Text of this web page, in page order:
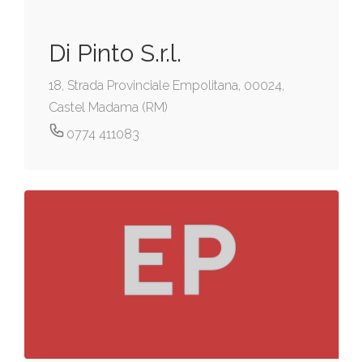
Di Pinto S.r.l.
18, Strada Provinciale Empolitana, 00024,
Castel Madama (RM)
0774 411083